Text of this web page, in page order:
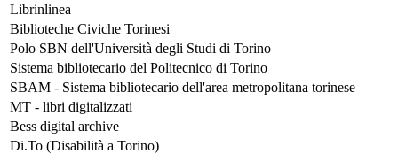
Librinlinea
Biblioteche Civiche Torinesi
Polo SBN dell'Università degli Studi di Torino
Sistema bibliotecario del Politecnico di Torino
SBAM - Sistema bibliotecario dell'area metropolitana torinese
MT - libri digitalizzati
Bess digital archive
Di.To (Disabilità a Torino)